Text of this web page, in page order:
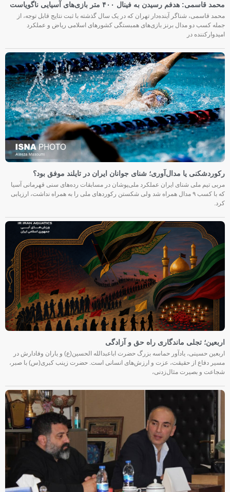
محمد قاسمی: هدفم رسیدن به فینال ۴۰۰ متر بازی‌های آسیایی ناگویاست
محمد قاسمی، شناگر آینده‌دار تهران که در یک سال گذشته با ثبت نتایج قابل توجه، از
جمله کسب دو مدال برنز بازی‌های همبستگی کشورهای اسلامی ریاض و عملکرد
امیدوارکننده در
رکوردشکنی یا مدال‌آوری؛ شنای جوانان ایران در تایلند موفق بود؟
مربی تیم ملی شنای ایران عملکرد ملی‌پوشان در مسابقات رده‌های سنی قهرمانی آسیا
که با کسب ۹ مدال همراه شد ولی شکستن رکوردهای ملی را به همراه نداشت، ارزیابی
کرد.
اربعین؛ تجلی ماندگاری راه حق و آزادگی
اربعین حسینی، یادآور حماسه بزرگ حضرت اباعبدالله الحسین(ع) و یاران وفادارش در
مسیر دفاع از حقیقت، عزت و ارزش‌های انسانی است. حضرت زینب کبری(س) با صبر،
شجاعت و بصیرت مثال‌زدنی،